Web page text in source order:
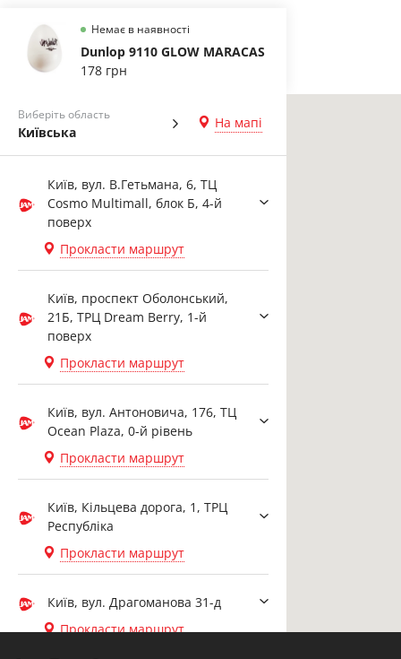
Немає в наявності
Dunlop 9110 GLOW MARACAS
178 грн
Виберіть область
Київська
На мапі
Київ, вул. В.Гетьмана, 6, ТЦ
Cosmo Multimall, блок Б, 4-й
поверх
Прокласти маршрут
Київ, проспект Оболонський,
21Б, ТРЦ Dream Berry, 1-й
поверх
Прокласти маршрут
Київ, вул. Антоновича, 176, ТЦ
Ocean Plaza, 0-й рівень
Прокласти маршрут
Київ, Кільцева дорога, 1, ТРЦ
Республіка
Прокласти маршрут
Київ, вул. Драгоманова 31-д
Прокласти маршрут